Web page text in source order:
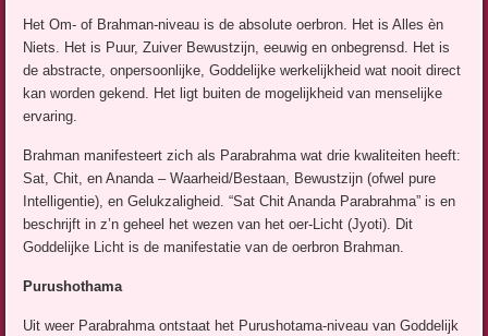
Het Om- of Brahman-niveau is de absolute oerbron. Het is Alles èn
Niets. Het is Puur, Zuiver Bewustzijn, eeuwig en onbegrensd. Het is
de abstracte, onpersoonlijke, Goddelijke werkelijkheid wat nooit direct
kan worden gekend. Het ligt buiten de mogelijkheid van menselijke
ervaring.
Brahman manifesteert zich als Parabrahma wat drie kwaliteiten heeft:
Sat, Chit, en Ananda – Waarheid/Bestaan, Bewustzijn (ofwel pure
Intelligentie), en Gelukzaligheid. “Sat Chit Ananda Parabrahma” is en
beschrijft in z’n geheel het wezen van het oer-Licht (Jyoti). Dit
Goddelijke Licht is de manifestatie van de oerbron Brahman.
Purushothama
Uit weer Parabrahma ontstaat het Purushotama-niveau van Goddelijk